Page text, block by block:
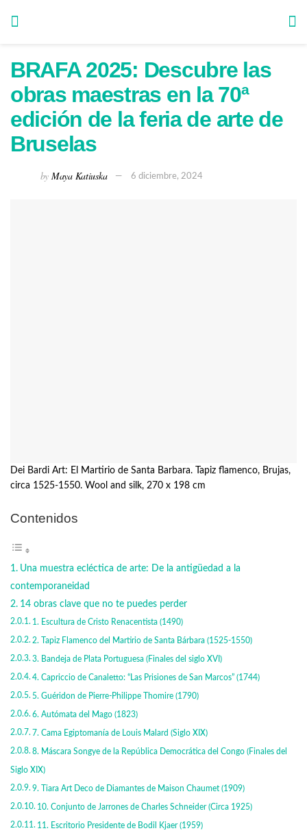
BRAFA 2025: Descubre las
obras maestras en la 70ª
edición de la feria de arte de
Bruselas
by Maya Katiuska 6 diciembre, 2024
Dei Bardi Art: El Martirio de Santa Barbara. Tapiz flamenco, Brujas,
circa 1525-1550. Wool and silk, 270 x 198 cm
Contenidos
Una muestra ecléctica de arte: De la antigüedad a la
contemporaneidad
14 obras clave que no te puedes perder
1. Escultura de Cristo Renacentista (1490)
2. Tapiz Flamenco del Martirio de Santa Bárbara (1525-1550)
3. Bandeja de Plata Portuguesa (Finales del siglo XVI)
4. Capriccio de Canaletto: “Las Prisiones de San Marcos” (1744)
5. Guéridon de Pierre-Philippe Thomire (1790)
6. Autómata del Mago (1823)
7. Cama Egiptomanía de Louis Malard (Siglo XIX)
8. Máscara Songye de la República Democrática del Congo (Finales del
Siglo XIX)
9. Tiara Art Deco de Diamantes de Maison Chaumet (1909)
10. Conjunto de Jarrones de Charles Schneider (Circa 1925)
11. Escritorio Presidente de Bodil Kjaer (1959)